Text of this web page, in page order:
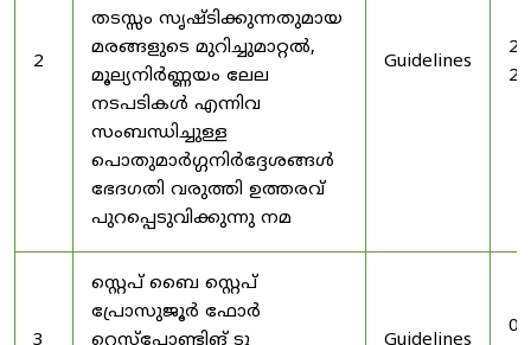
2
തടസ്സം സൃഷ്ടിക്കുന്നതുമായ
മരങ്ങളുടെ മുറിച്ചുമാറ്റൽ,
മൂല്യനിർണ്ണയം ലേല
നടപടികൾ എന്നിവ
സംബന്ധിച്ചുള്ള
പൊതുമാർഗ്ഗനിർദ്ദേശങ്ങൾ
ഭേദഗതി വരുത്തി ഉത്തരവ്
പുറപ്പെടുവിക്കുന്നു നമ
Guidelines
സ്റ്റെപ് ബൈ സ്റ്റെപ്
പ്രോസുജൂർ ഫോർ